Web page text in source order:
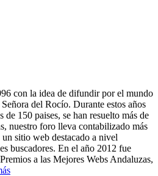
con la idea de difundir por el mundo
del Rocío. Durante estos años
de 150 paises, se han resuelto más de
nuestro foro lleva contabilizado más
sitio web destacado a nivel
buscadores. En el año 2012 fue
a las Mejores Webs Andaluzas,